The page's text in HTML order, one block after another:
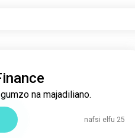
na majadiliano.
nafsi elfu 25